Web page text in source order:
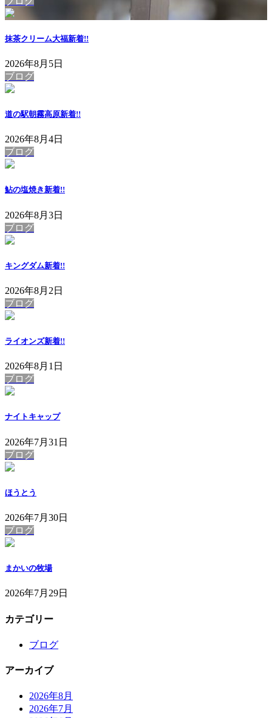
抹茶クリーム大福新着!!
2026年8月5日
ブログ
道の駅朝霧高原新着!!
2026年8月4日
ブログ
鮎の塩焼き新着!!
2026年8月3日
ブログ
キングダム新着!!
2026年8月2日
ブログ
ライオンズ新着!!
2026年8月1日
ブログ
ナイトキャップ
2026年7月31日
ブログ
ほうとう
2026年7月30日
ブログ
まかいの牧場
2026年7月29日
カテゴリー
ブログ
アーカイブ
2026年8月
2026年7月